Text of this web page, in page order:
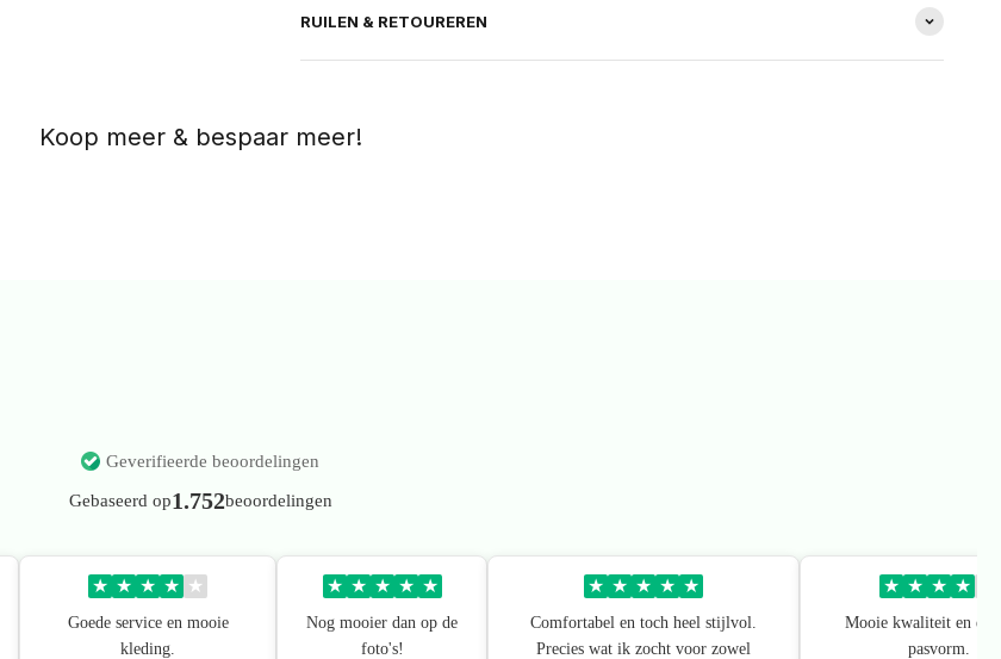
RUILEN & RETOUREREN
Geverifieerde beoordelingen
Gebaseerd op1.752beoordelingen
★ ★ ★ ★ ★
Goede service en mooie
kleding.
★ ★ ★ ★ ★
Nog mooier dan op de
foto's!
★ ★ ★ ★ ★
Comfortabel en toch heel stijlvol.
Precies wat ik zocht voor zowel
★ ★ ★ ★
Mooie kwaliteit en
pasvorm.